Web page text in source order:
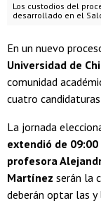
Los custodios del
desarrollado en el
En un nuevo
Universidad de
comunidad
cuatro
La jornada
extendió de
profesora
Martínez serán la
deberán optar las